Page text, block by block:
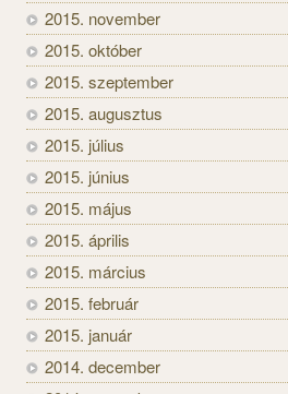
2015. november
2015. október
2015. szeptember
2015. augusztus
2015. július
2015. június
2015. május
2015. április
2015. március
2015. február
2015. január
2014. december